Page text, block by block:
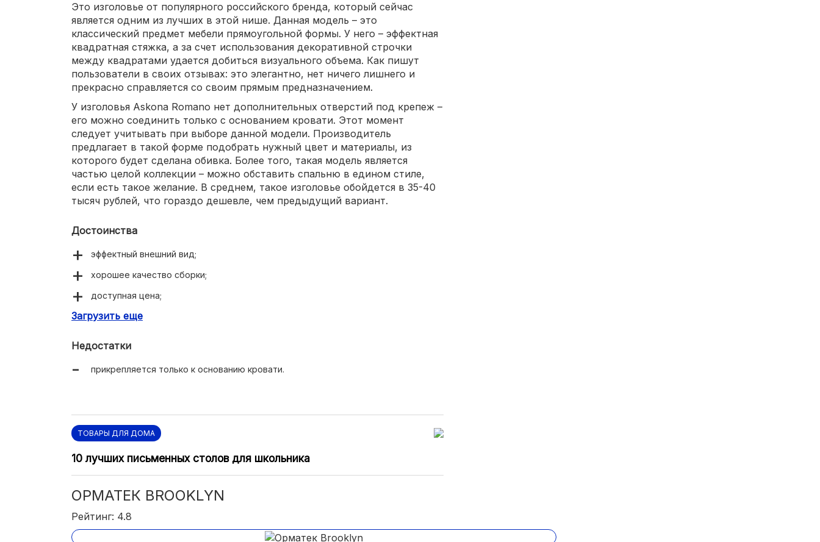
Это изголовье от популярного российского бренда, который сейчас
является одним из лучших в этой нише. Данная модель – это
классический предмет мебели прямоугольной формы. У него – эффектная
квадратная стяжка, а за счет использования декоративной строчки
между квадратами удается добиться визуального объема. Как пишут
пользователи в своих отзывах: это элегантно, нет ничего лишнего и
прекрасно справляется со своим прямым предназначением.
У изголовья Askona Romano нет дополнительных отверстий под крепеж –
его можно соединить только с основанием кровати. Этот момент
следует учитывать при выборе данной модели. Производитель
предлагает в такой форме подобрать нужный цвет и материалы, из
которого будет сделана обивка. Более того, такая модель является
частью целой коллекции – можно обставить спальню в едином стиле,
если есть такое желание. В среднем, такое изголовье обойдется в 35-40
тысяч рублей, что гораздо дешевле, чем предыдущий вариант.
Достоинства
эффектный внешний вид;
хорошее качество сборки;
доступная цена;
можно подобрать нужный цвет.
Загрузить еще
Недостатки
прикрепляется только к основанию кровати.
ТОВАРЫ ДЛЯ ДОМА
10 лучших письменных столов для школьника
ОРМАТЕК BROOKLYN
Рейтинг: 4.8